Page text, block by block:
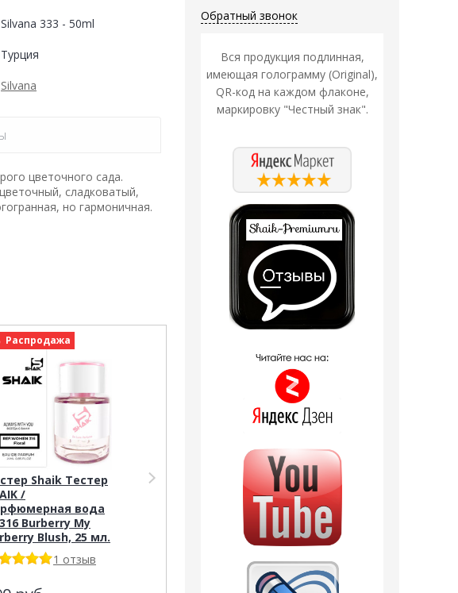
Обратный звонок
Вся продукция подлинная,
имеющая голограмму (Original),
QR-код на каждом флаконе,
маркировку "Честный знак".
Silvana 333 - 50ml
Турция
Silvana
цветочного сада.
сладковатый,
но гармоничная.
Распродажа
Shaik Тестер
/
вода
Burberry My
Blush, 25 мл.
1 отзыв
Парфюмерия Shaik
Парфюмерная вода
№ 316 Burberry My
Burberry Blush, 20 мл.
3 отзыва
Парфюмерия Shaik
Shaik W316 (Burberry
My Burberry Blush), 50
ml NEW